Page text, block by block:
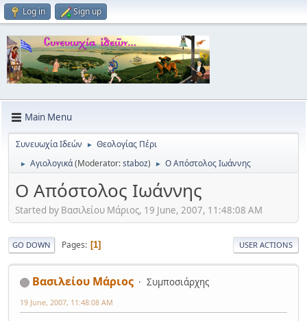
Log in Sign up
Main Menu
Συνευωχία Ιδεών ► Θεολογίας Πέρι
► Αγιολογικά(Moderator:staboz) ► Ο Απόστολος Ιωάννης
Ο Απόστολος Ιωάννης
Started by Βασιλείου Μάριος, 19 June, 2007, 11:48:08 AM
GO DOWN Pages 1 USER ACTIONS
Βασιλείου Μάριος Συμποσιάρχης
19 June, 2007, 11:48:08 AM